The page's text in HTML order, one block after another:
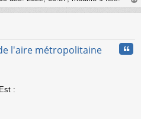
au
l'aire métropolitaine
: